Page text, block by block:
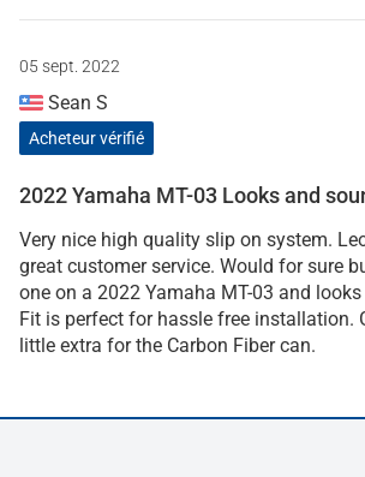
05 sept. 2022
Sean S
Acheteur vérifié
2022 Yamaha MT-03 Looks and
Very nice high quality slip on system.
great customer service. Would for sure
one on a 2022 Yamaha MT-03 and
Fit is perfect for hassle free installation.
little extra for the Carbon Fiber can.